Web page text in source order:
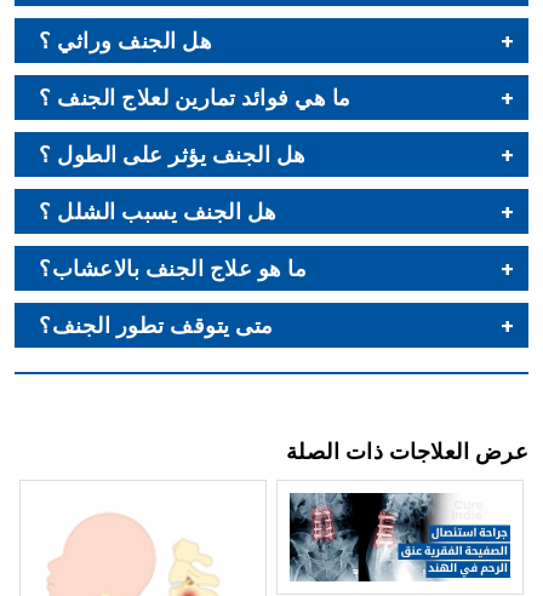
هل الجنف وراثي ؟
ما هي فوائد تمارين لعلاج الجنف ؟
هل الجنف يؤثر على الطول ؟
هل الجنف يسبب الشلل ؟
ما هو علاج الجنف بالاعشاب؟
متى يتوقف تطور الجنف؟
عرض العلاجات ذات الصلة